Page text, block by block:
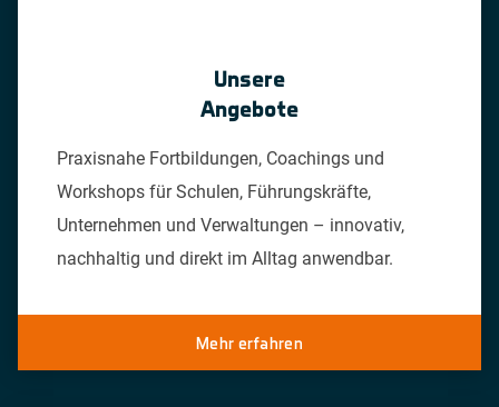
Unsere
Angebote
Praxisnahe Fortbildungen, Coachings und
Workshops für Schulen, Führungskräfte,
Unternehmen und Verwaltungen – innovativ,
nachhaltig und direkt im Alltag anwendbar.
Mehr erfahren